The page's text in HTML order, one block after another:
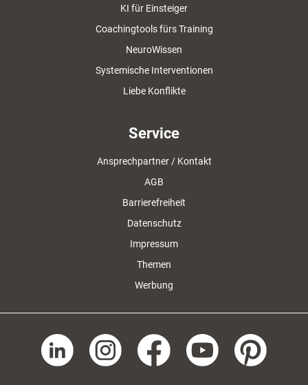
KI für Einsteiger
Coachingtools fürs Training
NeuroWissen
Systemische Interventionen
Liebe Konflikte
Service
Ansprechpartner / Kontakt
AGB
Barrierefreiheit
Datenschutz
Impressum
Themen
Werbung